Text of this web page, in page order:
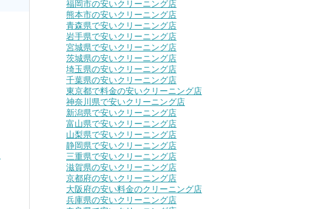
福岡市の安いクリーニング店
熊本市の安いクリーニング店
青森県で安いクリーニング店
岩手県で安いクリーニング店
宮城県で安いクリーニング店
茨城県の安いクリーニング店
埼玉県の安いクリーニング店
千葉県の安いクリーニング店
東京都で料金の安いクリーニング店
神奈川県で安いクリーニング店
新潟県で安いクリーニング店
富山県で安いクリーニング店
山梨県で安いクリーニング店
静岡県で安いクリーニング店
三重県で安いクリーニング店
滋賀県の安いクリーニング店
京都府の安いクリーニング店
大阪府の安い料金のクリーニング店
兵庫県の安いクリーニング店